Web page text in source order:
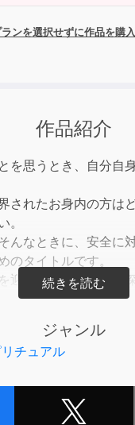
ランを選択せずに作品を購
作品紹介
を思うとき、自分自
されたお身内の方は
。
んなときに、安全に
のタイトルです。
迎えることの意味と
ジャンル
チュアル